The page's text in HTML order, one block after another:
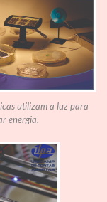
utilizam a luz para
energia.